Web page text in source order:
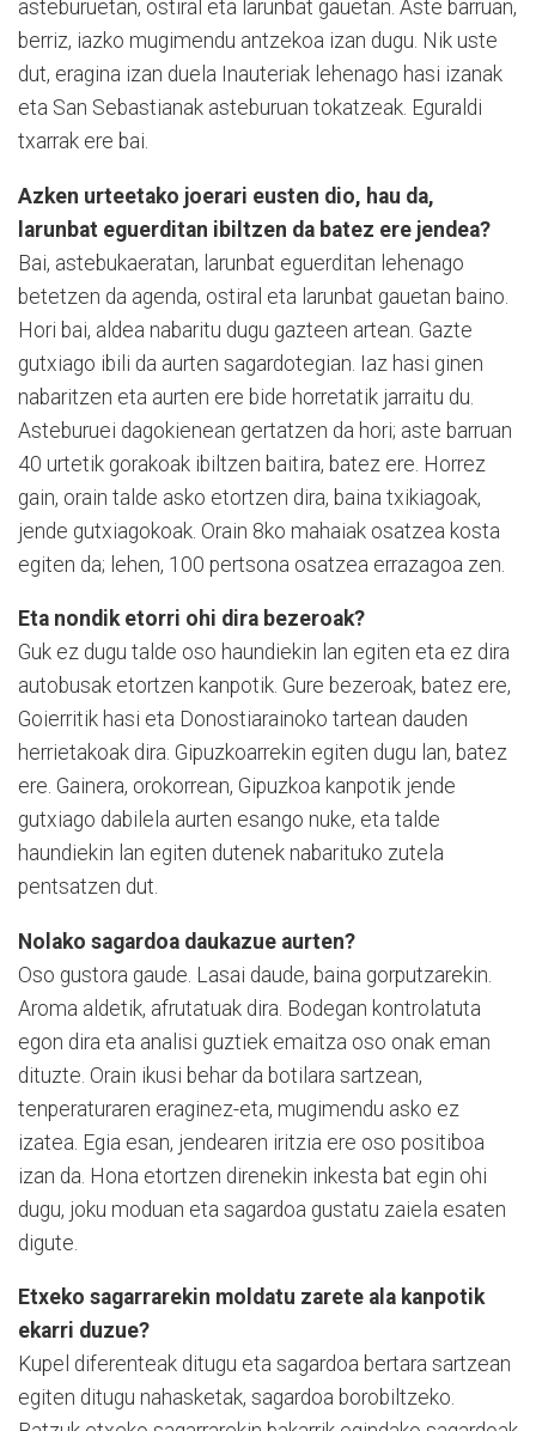
asteburuetan, ostiral eta larunbat gauetan. Aste barruan,
berriz, iazko mugimendu antzekoa izan dugu. Nik uste
dut, eragina izan duela Inauteriak lehenago hasi izanak
eta San Sebastianak asteburuan tokatzeak. Eguraldi
txarrak ere bai.
Azken urteetako joerari eusten dio, hau da,
larunbat eguerditan ibiltzen da batez ere jendea?
Bai, astebukaeratan, larunbat eguerditan lehenago
betetzen da agenda, ostiral eta larunbat gauetan baino.
Hori bai, aldea nabaritu dugu gazteen artean. Gazte
gutxiago ibili da aurten sagardotegian. Iaz hasi ginen
nabaritzen eta aurten ere bide horretatik jarraitu du.
Asteburuei dagokienean gertatzen da hori; aste barruan
40 urtetik gorakoak ibiltzen baitira, batez ere. Horrez
gain, orain talde as­ko etortzen dira, baina txikiagoak,
jende gutxiagokoak. Orain 8ko mahaiak osatzea kos­ta
egiten da; lehen, 100 per­tsona osatzea errazagoa zen.
Eta nondik etorri ohi dira bezeroak?
Guk ez dugu talde oso haundiekin lan egiten eta ez dira
autobusak etortzen kanpotik. Gure bezeroak, batez ere,
Goierritik hasi eta Donostia­rainoko tartean dauden
herrietakoak dira. Gipuzkoarrekin egiten dugu lan, batez
ere. Gainera, orokorrean, Gipuz­koa kanpotik jende
gutxiago dabilela aurten esango nuke, eta talde
haundiekin lan egiten dutenek nabarituko zutela
pentsatzen dut.
Nolako sagardoa daukazue aurten?
Oso gustora gaude. Lasai daude, baina gorputzarekin.
Aroma aldetik, afrutatuak di­ra. Bodegan kontrolatuta
egon dira eta analisi guztiek emai­tza oso onak eman
dituzte. Orain ikusi behar da botilara sartzean,
tenperaturaren eraginez-eta, mugimendu asko ez
izatea. Egia esan, jendearen iritzia ere oso positiboa
izan da. Hona etor­tzen direnekin inkesta bat egin ohi
dugu, joku moduan eta sa­gardoa gustatu zaiela esaten
digute.
Etxeko sagarrarekin moldatu zarete ala kanpotik
ekarri duzue?
Kupel diferenteak ditugu eta sagardoa bertara sartzean
egiten ditugu nahasketak, sagardoa borobiltzeko.